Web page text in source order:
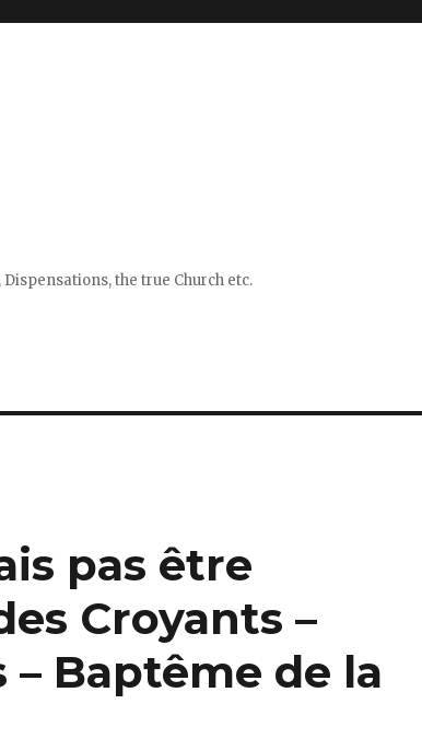
Dispensations, the true Church etc.
pas être
Croyants –
Baptême de la